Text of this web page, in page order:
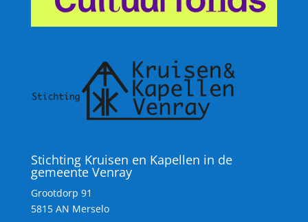
Stichting Kruisen en Kapellen in de
gemeente Venray
Grootdorp 91
5815 AN Merselo